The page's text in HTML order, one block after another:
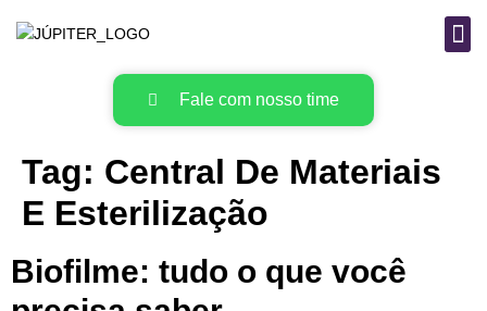
Fale com nosso time
Tag: Central De Materiais
E Esterilização
Biofilme: tudo o que você